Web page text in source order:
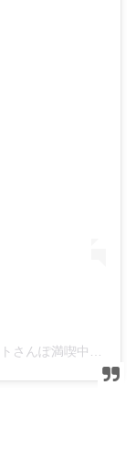
ゆり｜西神奈川のグルメ＆オシャレスポットさんぽ満喫中(@yuyuyu_odawara)がシェアした投稿